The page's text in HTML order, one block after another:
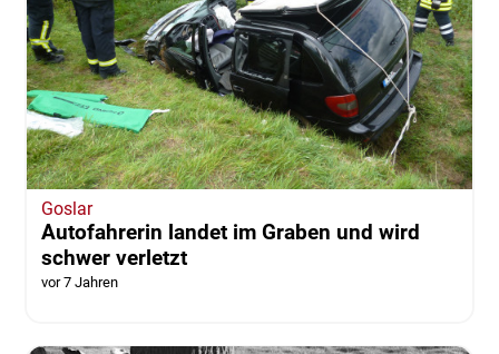
Goslar
Autofahrerin landet im Graben und wird
schwer verletzt
vor 7 Jahren